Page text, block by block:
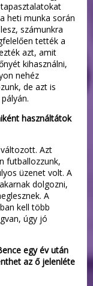
heti munka során
számunkra
tették a
azt, amit
kihasználni,
nehéz
de azt is
használtátok
Azt
futballozzunk,
üzenet volt. A
dolgozni,
A
kell több
úgy jó
egy év után
az ő jelenléte